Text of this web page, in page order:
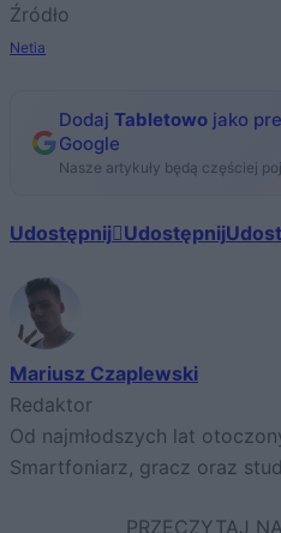
Źródło
Netia
Dodaj Tabletowo jako
Google
Nasze artykuły będą częściej
Udostępnij Udostępnij
Mariusz Czaplewski
Redaktor
Od najmłodszych lat
Smartfoniarz, gracz oraz